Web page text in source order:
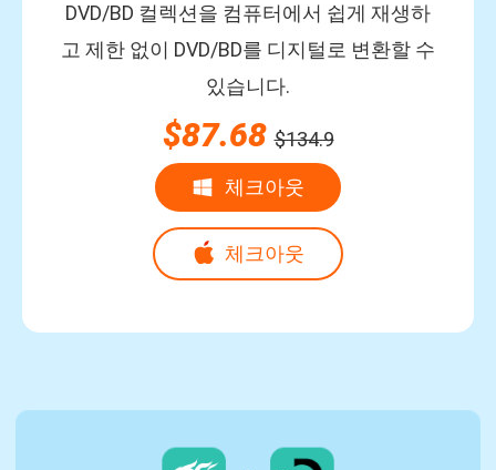
DVD/BD 컬렉션을 컴퓨터에서 쉽게 재생하
고 제한 없이 DVD/BD를 디지털로 변환할 수
있습니다.
$87.68$134.9
체크아웃
체크아웃